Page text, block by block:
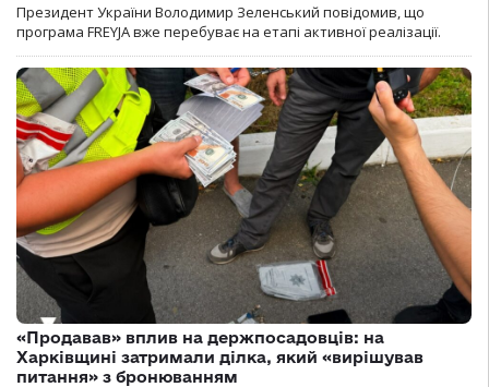
Президент України Володимир Зеленський повідомив, що
програма FREYJA вже перебуває на етапі активної реалізації.
«Продавав» вплив на держпосадовців: на
Харківщині затримали ділка, який «вирішував
питання» з бронюванням